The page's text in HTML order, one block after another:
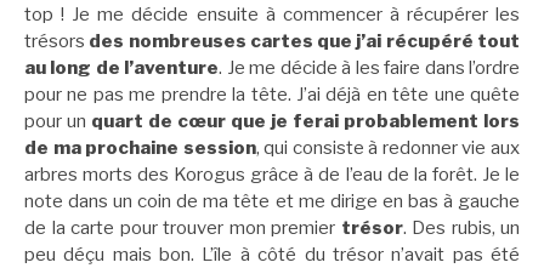
top ! Je me décide ensuite à commencer à récupérer les
trésors des nombreuses cartes que j’ai récupéré tout
au long de l’aventure. Je me décide à les faire dans l’ordre
pour ne pas me prendre la tête. J’ai déjà en tête une quête
pour un quart de cœur que je ferai probablement lors
de ma prochaine session, qui consiste à redonner vie aux
arbres morts des Korogus grâce à de l’eau de la forêt. Je le
note dans un coin de ma tête et me dirige en bas à gauche
de la carte pour trouver mon premier trésor. Des rubis, un
peu déçu mais bon. L’île à côté du trésor n’avait pas été